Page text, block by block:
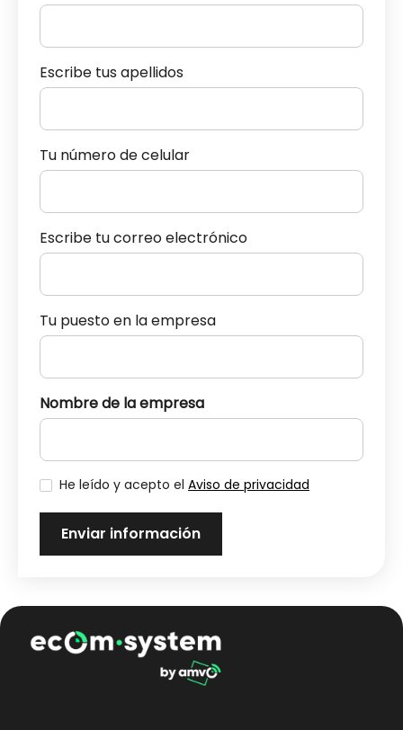
Escribe tus apellidos
Tu número de celular
Escribe tu correo electrónico
Tu puesto en la empresa
Nombre de la empresa
He leído y acepto el Aviso de privacidad